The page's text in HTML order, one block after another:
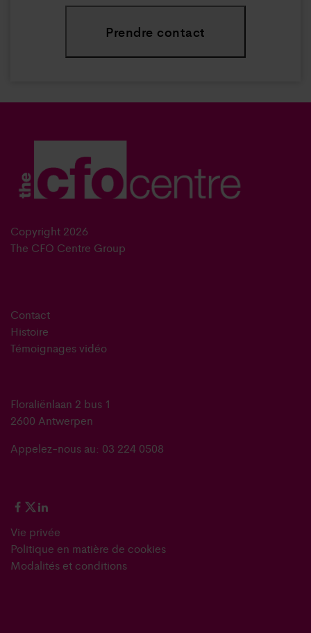
Prendre contact
Copyright 2026
The CFO Centre Group
Contact
Histoire
Témoignages vidéo
Floraliënlaan 2 bus 1
2600 Antwerpen
Appelez-nous au: 03 224 0508
Vie privée
Politique en matière de cookies
Modalités et conditions